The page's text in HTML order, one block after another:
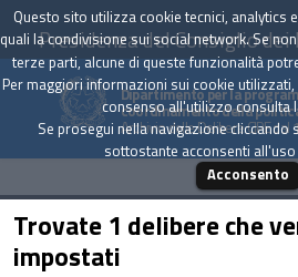
Presidenza del Consiglio
Dipartimento per la
coordinamento della
Archivio delle Delibere CIPE dal
Trovate 1 delibere che
impostati
Questo sito utilizza cookie tecnici, analytics
quali la condivisione sui social network. Se
terze parti, alcune di queste funzionalità
Per maggiori informazioni sui cookie
consenso all'utilizzo consulta
Se prosegui nella navigazione cliccando
sottostante acconsenti
Acconsento